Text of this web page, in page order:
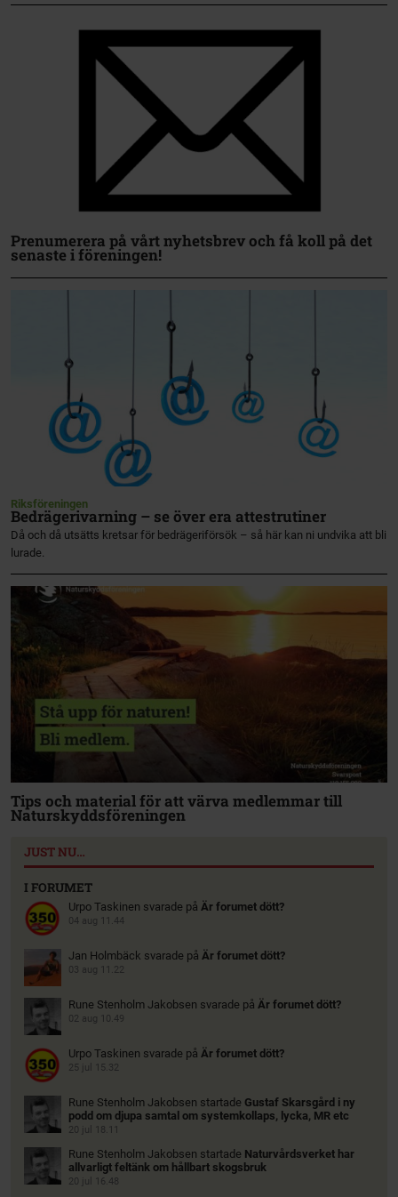
Prenumerera på vårt nyhetsbrev och få koll på det
senaste i föreningen!
Riksföreningen
Bedrägerivarning – se över era attestrutiner
Då och då utsätts kretsar för bedrägeriförsök – så här kan ni undvika att bli
lurade.
Tips och material för att värva medlemmar till
Naturskyddsföreningen
JUST NU…
I FORUMET
Urpo Taskinen svarade på Är forumet dött?
04 aug 11.44
Jan Holmbäck svarade på Är forumet dött?
03 aug 11.22
Rune Stenholm Jakobsen svarade på Är forumet dött?
02 aug 10.49
Urpo Taskinen svarade på Är forumet dött?
25 jul 15.32
Rune Stenholm Jakobsen startade Gustaf Skarsgård i ny
podd om djupa samtal om systemkollaps, lycka, MR etc
20 jul 18.11
Rune Stenholm Jakobsen startade Naturvårdsverket har
allvarligt feltänk om hållbart skogsbruk
20 jul 16.48